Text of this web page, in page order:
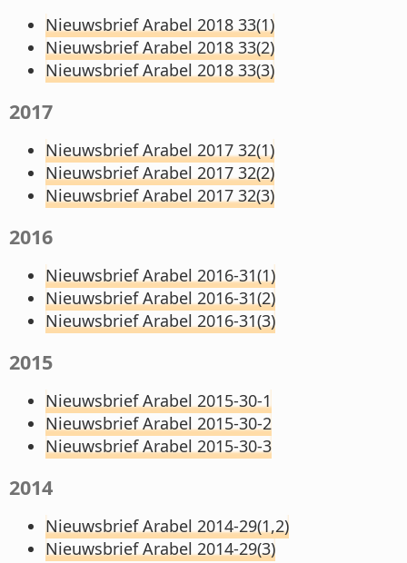
Nieuwsbrief Arabel 2018 33(1)
Nieuwsbrief Arabel 2018 33(2)
Nieuwsbrief Arabel 2018 33(3)
2017
Nieuwsbrief Arabel 2017 32(1)
Nieuwsbrief Arabel 2017 32(2)
Nieuwsbrief Arabel 2017 32(3)
2016
Nieuwsbrief Arabel 2016-31(1)
Nieuwsbrief Arabel 2016-31(2)
Nieuwsbrief Arabel 2016-31(3)
2015
Nieuwsbrief Arabel 2015-30-1
Nieuwsbrief Arabel 2015-30-2
Nieuwsbrief Arabel 2015-30-3
2014
Nieuwsbrief Arabel 2014-29(1,2)
Nieuwsbrief Arabel 2014-29(3)